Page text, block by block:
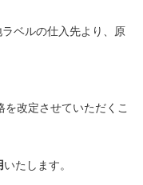
ベルの仕入先より、原
改定させていただくこ
いたします。